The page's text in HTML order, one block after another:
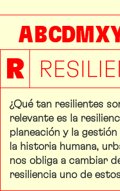
ABCDMX
R
¿Qué tan resilientes
relevante es la
planeación y la
la historia humana,
nos obliga a cambiar
resiliencia uno de